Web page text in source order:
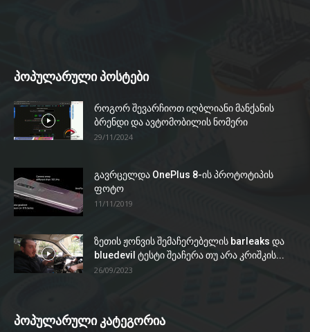
პოპულარული პოსტები
როგორ შევარჩიოთ იღბლიანი მანქანის
ბრენდი და ავტომობილის ნომერი
29/11/2024
გავრცელდა OnePlus 8-ის პროტოტიპის
ფოტო
11/11/2019
ზეთის ჟონვის შემაჩერებელის barleaks და
bluedevil ტესტი შეაჩერა თუ არა კრიშკის...
26/09/2023
პოპულარული კატეგორია